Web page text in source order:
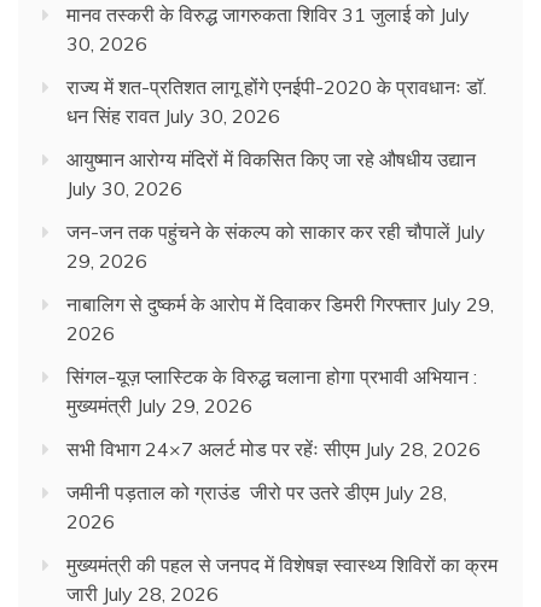
मानव तस्करी के विरुद्ध जागरुकता शिविर 31 जुलाई को July
30, 2026
राज्य में शत-प्रतिशत लागू होंगे एनईपी-2020 के प्रावधानः डाॅ.
धन सिंह रावत July 30, 2026
आयुष्मान आरोग्य मंदिरों में विकसित किए जा रहे औषधीय उद्यान
July 30, 2026
जन-जन तक पहुंचने के संकल्प को साकार कर रही चौपालें July
29, 2026
नाबालिग से दुष्कर्म के आरोप में दिवाकर डिमरी गिरफ्तार July 29,
2026
सिंगल-यूज़ प्लास्टिक के विरुद्ध चलाना होगा प्रभावी अभियान :
मुख्यमंत्री July 29, 2026
सभी विभाग 24×7 अलर्ट मोड पर रहेंः सीएम July 28, 2026
जमीनी पड़ताल को ग्राउंड जीरो पर उतरे डीएम July 28,
2026
मुख्यमंत्री की पहल से जनपद में विशेषज्ञ स्वास्थ्य शिविरों का क्रम
जारी July 28, 2026